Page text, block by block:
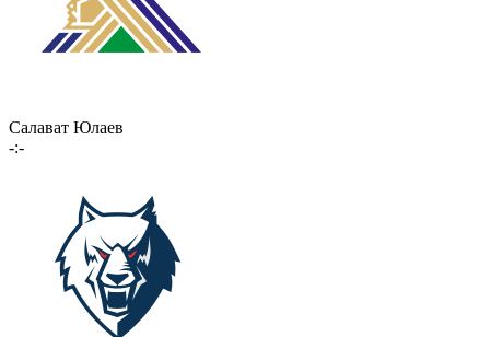
Салават Юлаев
-:-